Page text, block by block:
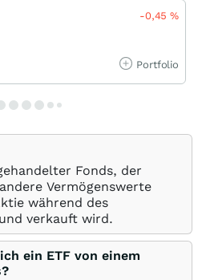
-0,45%
Portfolio
Fonds, der
Vermögenswerte
während des
verkauft wird.
ein ETF von einem